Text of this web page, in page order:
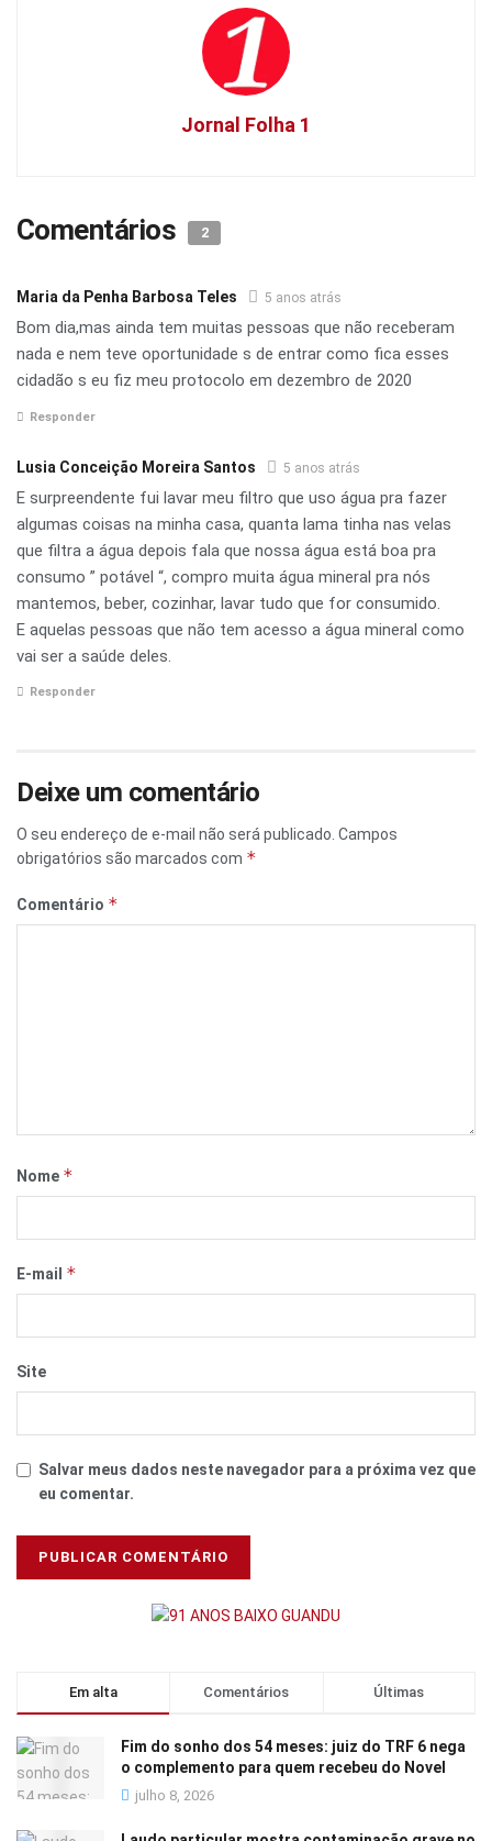
Jornal Folha 1
Comentários 2
Maria da Penha Barbosa Teles 5 anos atrás
Bom dia,mas ainda tem muitas pessoas que não receberam
nada e nem teve oportunidade s de entrar como fica esses
cidadão s eu fiz meu protocolo em dezembro de 2020
Responder
Lusia Conceição Moreira Santos 5 anos atrás
E surpreendente fui lavar meu filtro que uso água pra fazer
algumas coisas na minha casa, quanta lama tinha nas velas
que filtra a água depois fala que nossa água está boa pra
consumo ” potável “, compro muita água mineral pra nós
mantemos, beber, cozinhar, lavar tudo que for consumido.
E aquelas pessoas que não tem acesso a água mineral como
vai ser a saúde deles.
Responder
Deixe um comentário
O seu endereço de e-mail não será publicado. Campos
obrigatórios são marcados com *
Comentário *
Nome *
E-mail *
Site
Salvar meus dados neste navegador para a próxima vez que
eu comentar.
Em alta Comentários Últimas
Fim do sonho dos 54 meses: juiz do TRF 6 nega
o complemento para quem recebeu do Novel
julho 8, 2026